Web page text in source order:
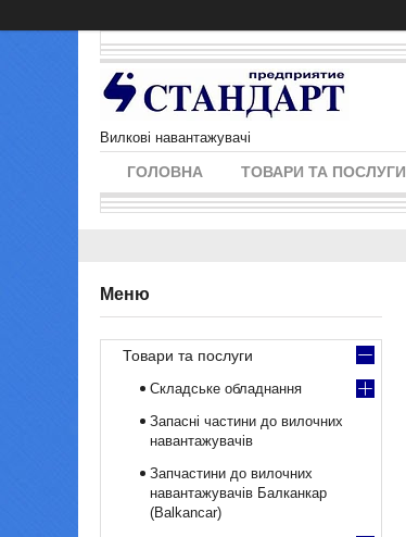
Вилкові навантажувачі
ГОЛОВНА ТОВАРИ ТА ПОСЛУГИ
Товари та послуги
Складське обладнання
Запасні частини до вилочних
навантажувачів
Запчастини до вилочних
навантажувачів Балканкар
(Balkancar)